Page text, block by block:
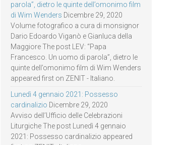
parola”, dietro le quinte dell’omonimo film
di Wim Wenders Dicembre 29, 2020
Volume fotografico a cura di monsignor
Dario Edoardo Viganò e Gianluca della
Maggiore The post LEV: “Papa
Francesco. Un uomo di parola”, dietro le
quinte dell’omonimo film di Wim Wenders
appeared first on ZENIT - Italiano.
Lunedì 4 gennaio 2021: Possesso
cardinalizio Dicembre 29, 2020
Avviso dell’Ufficio delle Celebrazioni
Liturgiche The post Lunedì 4 gennaio
2021: Possesso cardinalizio appeared